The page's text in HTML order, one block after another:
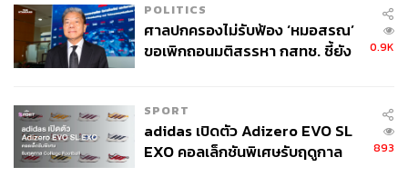
POLITICS
ศาลปกครองไม่รับฟ้อง ‘หมอสรณ’
ขอเพิกถอนมติสรรหา กสทช. ชี้ยัง
0.9K
SPORT
adidas เปิดตัว Adizero EVO SL
EXO คอลเล็กชันพิเศษรับฤดูกาล
893